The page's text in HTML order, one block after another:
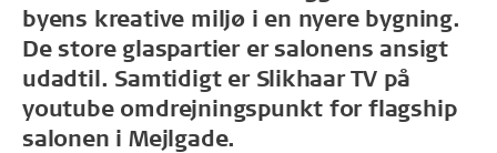
byens kreative miljø i en nyere bygning.
De store glaspartier er salonens ansigt
udadtil. Samtidigt er Slikhaar TV på
youtube omdrejningspunkt for flagship
salonen i Mejlgade.